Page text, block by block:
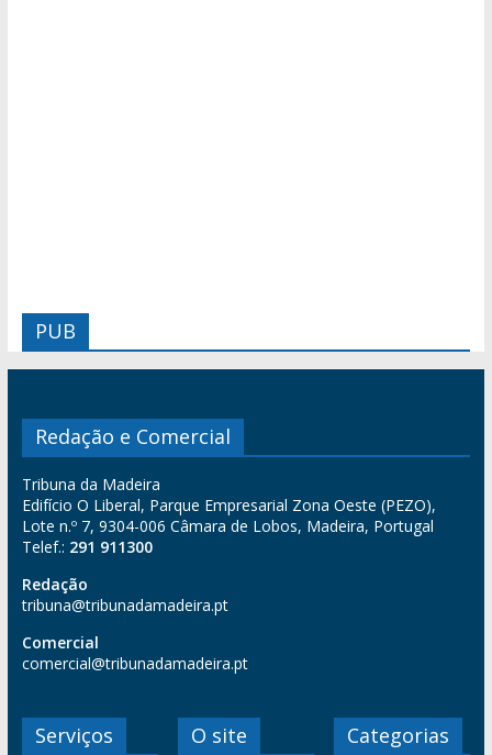
PUB
Redação e Comercial
Tribuna da Madeira
Edifício O Liberal, Parque Empresarial Zona Oeste (PEZO),
Lote n.º 7, 9304-006 Câmara de Lobos, Madeira, Portugal
Telef.: 291 911300
Redação
tribuna@tribunadamadeira.pt
Comercial
comercial@tribunadamadeira.pt
Serviços O site Categorias